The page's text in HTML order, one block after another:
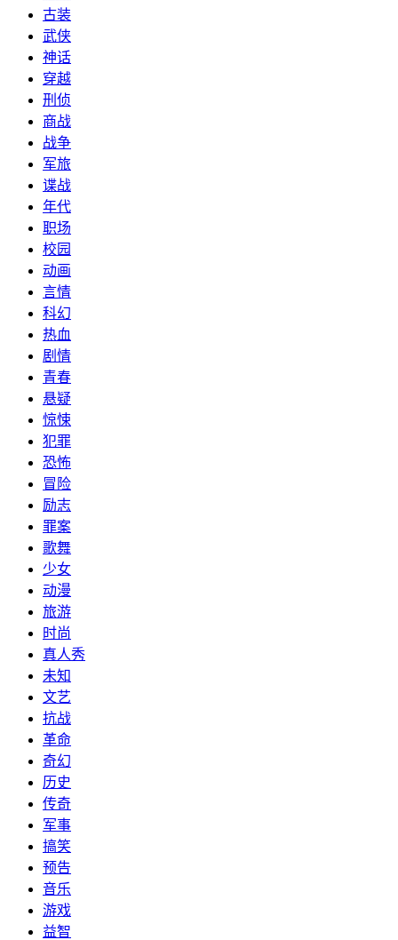
古装
武侠
神话
穿越
刑侦
商战
战争
军旅
谍战
年代
职场
校园
动画
言情
科幻
热血
剧情
青春
悬疑
惊悚
犯罪
恐怖
冒险
励志
罪案
歌舞
少女
动漫
旅游
时尚
真人秀
未知
文艺
抗战
革命
奇幻
历史
传奇
军事
搞笑
预告
音乐
游戏
益智